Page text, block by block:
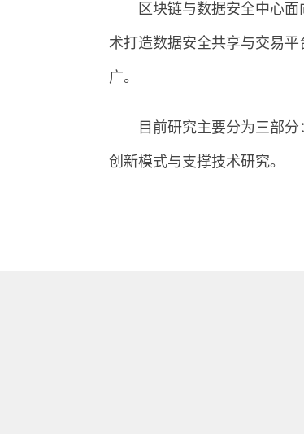
区块链与数据安全中心
术打造数据安全共享与交易
广。
目前研究主要分为三部
创新模式与支撑技术研究。